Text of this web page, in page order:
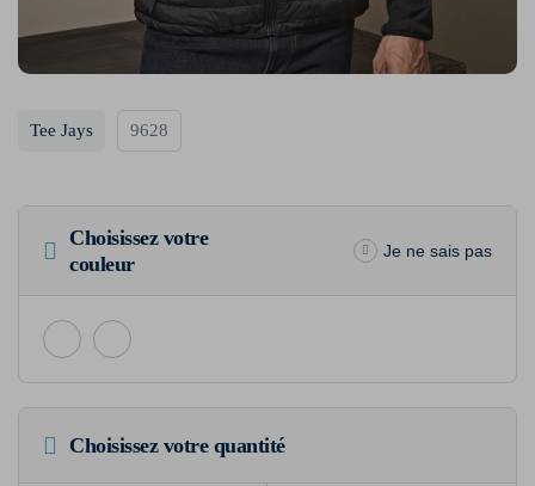
Tee Jays 9628
Choisissez votre
couleur
Je ne sais pas
Choisissez votre quantité